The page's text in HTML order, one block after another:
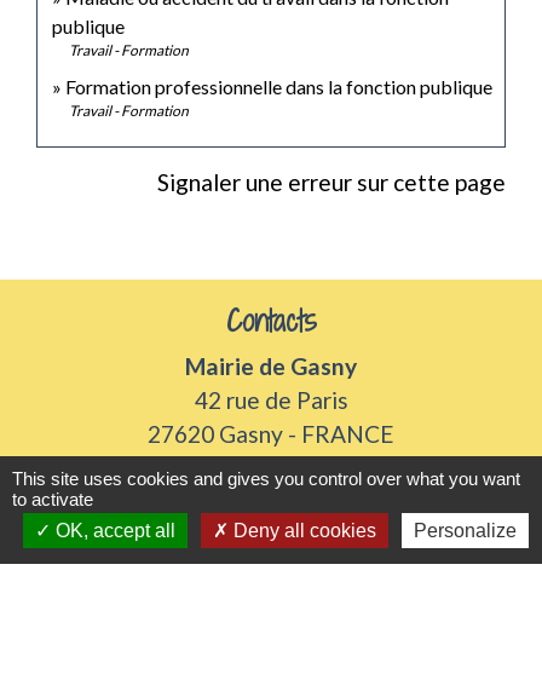
publique
Travail - Formation
Formation professionnelle dans la fonction publique
Travail - Formation
Signaler une erreur sur cette page
Contacts
Mairie de Gasny
42 rue de Paris
27620 Gasny - FRANCE
+33 2 32 77 54 50
This site uses cookies and gives you control over what you want
to activate
OK, accept all
Deny all cookies Personalize